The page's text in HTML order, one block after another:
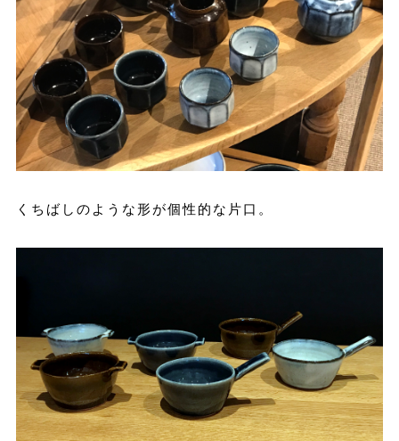
くちばしのような形が個性的な片口。